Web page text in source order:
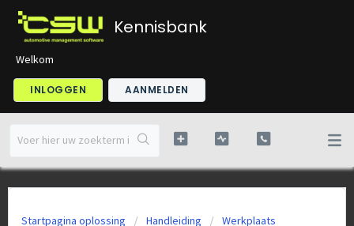
Kennisbank
Welkom
INLOGGEN AANMELDEN
Startpagina oplossing Handleiding Werkplaats